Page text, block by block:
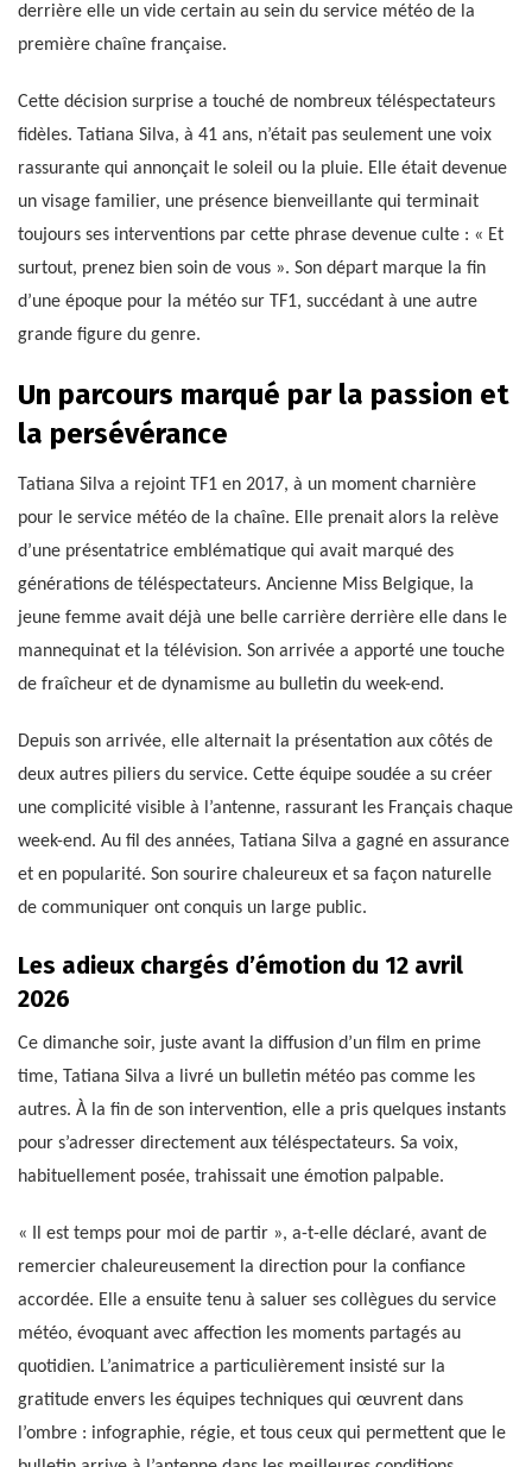
derrière elle un vide certain au sein du service météo de la
première chaîne française.
Cette décision surprise a touché de nombreux téléspectateurs
fidèles. Tatiana Silva, à 41 ans, n’était pas seulement une voix
rassurante qui annonçait le soleil ou la pluie. Elle était devenue
un visage familier, une présence bienveillante qui terminait
toujours ses interventions par cette phrase devenue culte : « Et
surtout, prenez bien soin de vous ». Son départ marque la fin
d’une époque pour la météo sur TF1, succédant à une autre
grande figure du genre.
Un parcours marqué par la passion et
la persévérance
Tatiana Silva a rejoint TF1 en 2017, à un moment charnière
pour le service météo de la chaîne. Elle prenait alors la relève
d’une présentatrice emblématique qui avait marqué des
générations de téléspectateurs. Ancienne Miss Belgique, la
jeune femme avait déjà une belle carrière derrière elle dans le
mannequinat et la télévision. Son arrivée a apporté une touche
de fraîcheur et de dynamisme au bulletin du week-end.
Depuis son arrivée, elle alternait la présentation aux côtés de
deux autres piliers du service. Cette équipe soudée a su créer
une complicité visible à l’antenne, rassurant les Français chaque
week-end. Au fil des années, Tatiana Silva a gagné en assurance
et en popularité. Son sourire chaleureux et sa façon naturelle
de communiquer ont conquis un large public.
Les adieux chargés d’émotion du 12 avril
2026
Ce dimanche soir, juste avant la diffusion d’un film en prime
time, Tatiana Silva a livré un bulletin météo pas comme les
autres. À la fin de son intervention, elle a pris quelques instants
pour s’adresser directement aux téléspectateurs. Sa voix,
habituellement posée, trahissait une émotion palpable.
« Il est temps pour moi de partir », a-t-elle déclaré, avant de
remercier chaleureusement la direction pour la confiance
accordée. Elle a ensuite tenu à saluer ses collègues du service
météo, évoquant avec affection les moments partagés au
quotidien. L’animatrice a particulièrement insisté sur la
gratitude envers les équipes techniques qui œuvrent dans
l’ombre : infographie, régie, et tous ceux qui permettent que le